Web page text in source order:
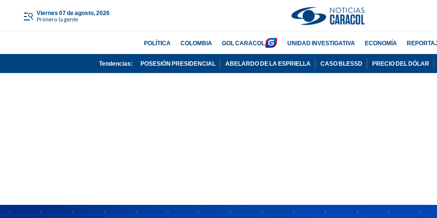
viernes 07 de agosto, 2026
Primero la gente
POLÍTICA COLOMBIA GOL CARACOL UNIDAD INVESTIGATIVA ECONOMÍA
Tendencias: POSESIÓN PRESIDENCIAL ABELARDO DE LA ESPRIELLA CASO BLESSD PRECIO DEL DÓLAR